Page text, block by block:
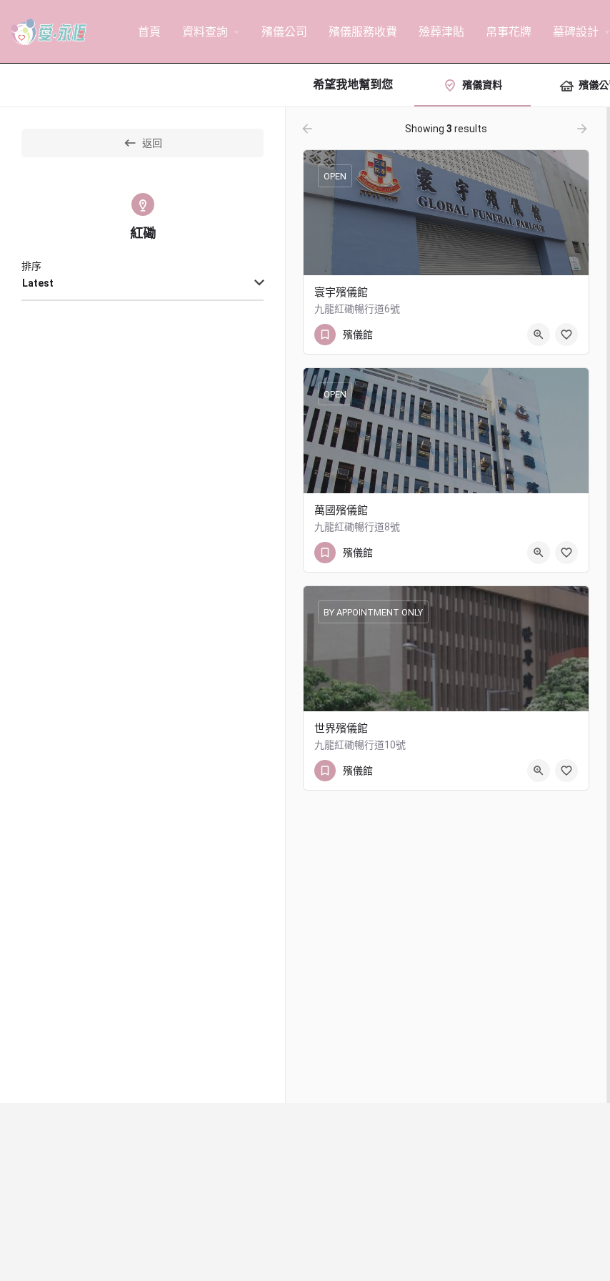
首頁 資料查詢 殯儀公司 殯儀服務收費 殮葬津貼 帛事花牌 墓碑設計
希望我地幫到您 殯儀資料 殯儀公
返回
紅磡
Latest
排序
arrow_backward Showing 3 results arrow_forward
寰宇殯儀館
九龍紅磡暢行道6號
39776601
OPEN
殯儀館
萬國殯儀館
九龍紅磡暢行道8號
23031234
OPEN
殯儀館
世界殯儀館
九龍紅磡暢行道10號
23624331
BY APPOINTMENT ONLY
殯儀館